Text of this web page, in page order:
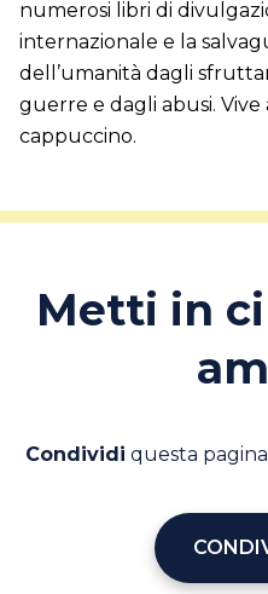
numerosi libri di
internazionale e la
dell’umanità dagli
guerre e dagli abusi.
cappuccino.
Metti in
Condividi questa